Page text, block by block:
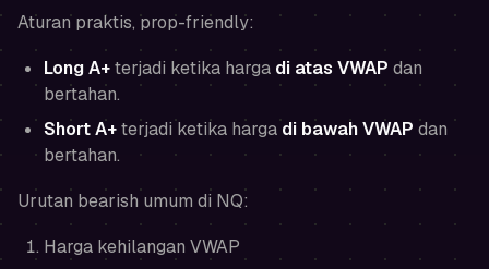
Aturan praktis, prop-friendly:
Long A+terjadi ketika harga di atas VWAP dan
bertahan.
Short A+terjadi ketika harga di bawah VWAP dan
bertahan.
Urutan bearish umum di NQ:
Harga kehilangan VWAP